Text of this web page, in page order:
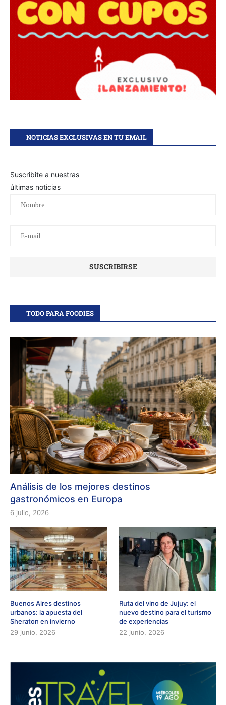
NOTICIAS EXCLUSIVAS EN TU EMAIL
Suscribite a nuestras
últimas noticias
TODO PARA FOODIES
Análisis de los mejores destinos
gastronómicos en Europa
6 julio, 2026
Buenos Aires destinos
urbanos: la apuesta del
Sheraton en invierno
29 junio, 2026
Ruta del vino de Jujuy: el
nuevo destino para el turismo
de experiencias
22 junio, 2026